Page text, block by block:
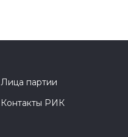
Лица партии
Контакты РИК